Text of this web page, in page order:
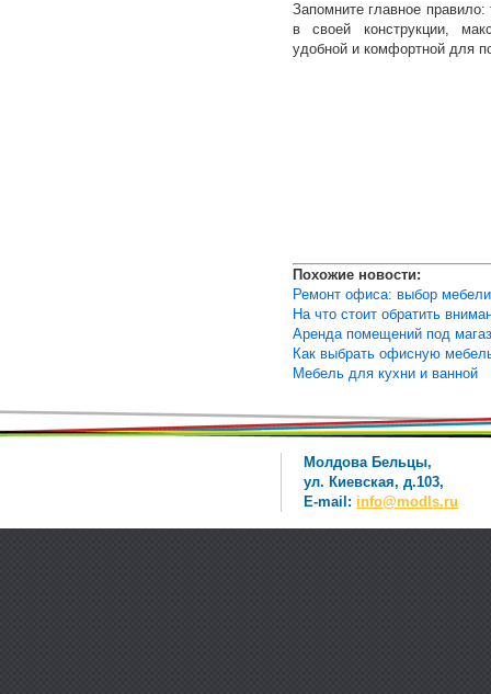
Запомните главное
в своей конструкции,
удобной и комфортной для
Похожие новости:
Ремонт офиса: выбор мебели
На что стоит обратить
Аренда помещений под
Как выбрать офисную
Мебель для кухни и ванной
Молдова Бельцы,
ул. Киевская, д.103,
E-mail: info@modls.ru